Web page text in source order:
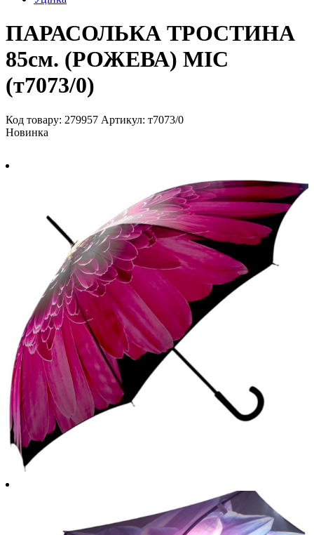
ПАРАСОЛЬКА ТРОСТИНА
85см. (РОЖЕВА) MIC
(т7073/0)
Код товару: 279957 Артикул: т7073/0
Новинка